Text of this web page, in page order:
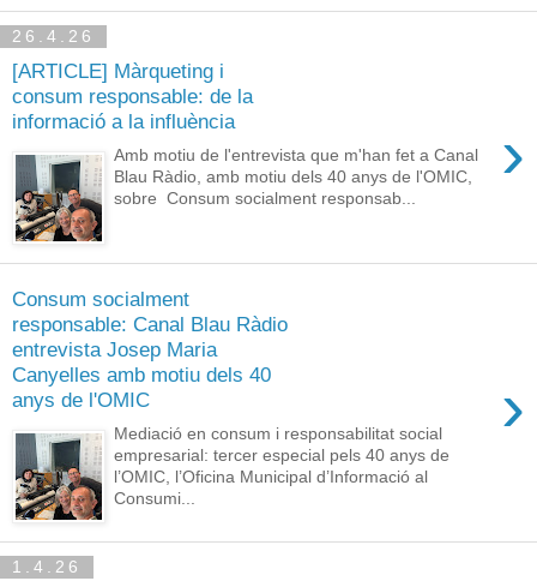
26.4.26
[ARTICLE] Màrqueting i
consum responsable: de la
informació a la influència
›
Amb motiu de l'entrevista que m'han fet a Canal
Blau Ràdio, amb motiu dels 40 anys de l'OMIC,
sobre Consum socialment responsab...
Consum socialment
responsable: Canal Blau Ràdio
entrevista Josep Maria
Canyelles amb motiu dels 40
anys de l'OMIC
›
Mediació en consum i responsabilitat social
empresarial: tercer especial pels 40 anys de
l’OMIC, l’Oficina Municipal d’Informació al
Consumi...
1.4.26